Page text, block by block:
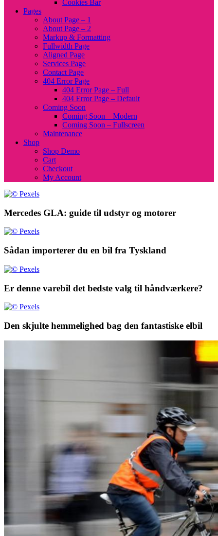
Cookies Bar
Pages
About Page – 1
About Page – 2
Markup & Formatting
Fullwidth Page
Aligned Page
Services Page
Contact Page
404 Error Page
404 Error Page – Full
404 Error Page – Default
Coming Soon
Coming Soon – Modern
Coming Soon – Fullscreen
Maintenance
Shop
Shop Demo
Cart
Checkout
My Account
Mercedes GLA: guide til udstyr og motorer
Sådan importerer du en bil fra Tyskland
Er denne varebil det bedste valg til håndværkere?
Den skjulte hemmelighed bag den fantastiske elbil